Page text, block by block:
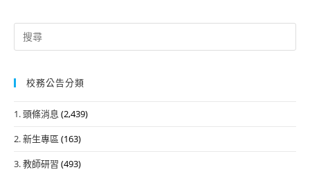
Search
for:
校務公告分類
1. 頭條消息 (2,439)
2. 新生專區 (163)
3. 教師研習 (493)